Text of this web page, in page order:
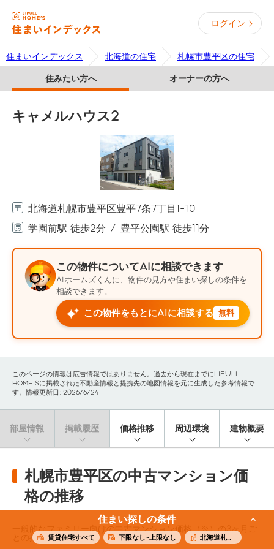
ログイン
住まいインデックス 北海道の住宅 札幌市豊平区の住宅
住みたい方へ オーナーの方へ
住まい探しの条件
賃貸住宅すべて 下限なし~上限なし 北海道札幌市豊平区
キャメルハウス2
北海道札幌市豊平区豊平7条7丁目1-10
学園前駅 徒歩2分
豊平公園駅 徒歩11分
この物件についてAIに相談できます
AIホームズくんに、物件の見方や住まい探しの条件を
相談できます。
この物件をもとにAIに相談する 無料
このページの情報は広告情報ではありません。過去から現在までにLIFULL
HOME'Sに掲載された不動産情報と提携先の地図情報を元に生成した参考情報で
す。情報更新日: 2026/6/24
部屋情報 掲載履歴 価格推移 周辺環境 建物概要
札幌市豊平区の中古マンション価
格の推移
一般的なファミリー向けの中古マンション価格（※）の3ヶ月ご
との推移です。